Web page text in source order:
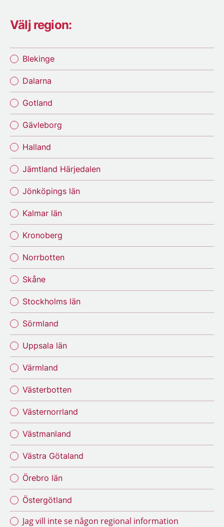
Välj region:
Blekinge
Dalarna
Gotland
Gävleborg
Halland
Jämtland Härjedalen
Jönköpings län
Kalmar län
Kronoberg
Norrbotten
Skåne
Stockholms län
Sörmland
Uppsala län
Värmland
Västerbotten
Västernorrland
Västmanland
Västra Götaland
Örebro län
Östergötland
Jag vill inte se någon regional information